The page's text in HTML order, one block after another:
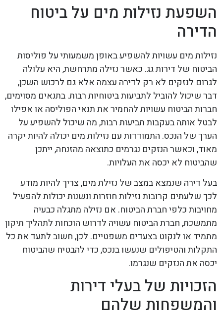
השפעת נזילות מים על ביטוח
הדירה
נזילות מים עשויות להשפיע באופן משמעותי על פוליסות
הביטוח של דירות גג. כאשר נזילה מתרחשת, היא עלולה
לגרום לנזקים לא רק לדירה עצמה אלא גם לרכוש השכן,
דבר שיכול להוביל לתביעות ביטוחיות רבות. בתנאים מסוימים,
חברות הביטוח עשויות להחמיר את תנאי הפוליסה או אפילו
לבטל אותה בעקבות תביעות רבות, מה שיכול להשפיע על
הערך של הנכס. התמודדות עם נזילות מים יכולה להיות יקרה
מאוד, וכאשר הנזקים נגרמים כתוצאה מהזנחה, ייתכן
שהביטוח לא יכסה את העלויות.
בעל דירה שנמצא במצב של נזילת מים, צריך להיות מודע
לכך שלעתים קרובות נזילות חוזרות ונשנות יכולות להפעיל
מחויבות כלפי חברת הביטוח. אם נזילה מתגלה כבעיה
מתמשכת, חברת הביטוח עשויה לדרוש הוכחות לתהליך תיקון
מתמיד או לנקוט בצעדים משפטיים. לכן, חשוב לתעד את כל
התקלות והטיפולים שנעשו בנכס, כדי להבטיח שהביטוח
יכסה את הנזקים שנגרמו.
הזכויות של בעלי דירות
והמשפחות שלהם